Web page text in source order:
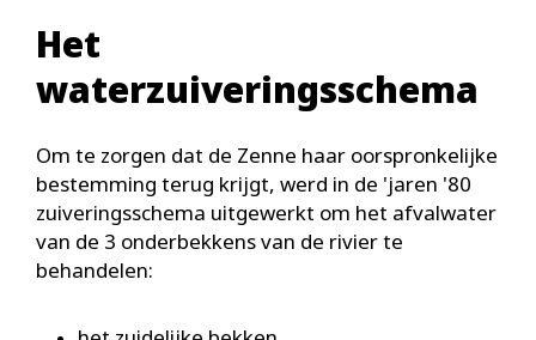
Het
waterzuiveringsschema
Om te zorgen dat de Zenne haar oorspronkelijke
bestemming terug krijgt, werd in de 'jaren '80
zuiveringsschema uitgewerkt om het afvalwater
van de 3 onderbekkens van de rivier te
behandelen: